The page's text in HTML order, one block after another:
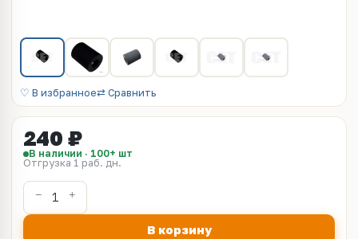
♡ В избранное⇄ Сравнить
240 ₽
В наличии · 100+ шт
Отгрузка 1 раб. дн.
В корзину